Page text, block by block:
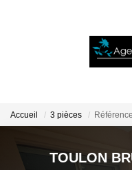
Accueil 3 pièces
TOULON